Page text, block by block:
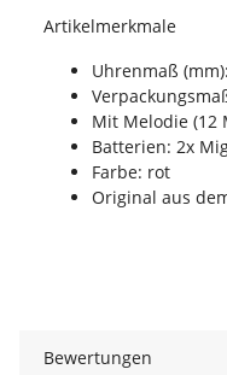
Artikelmerkmale
Uhrenmaß
Mit Melodie (12
Batterien: 2x
Farbe: rot
Original aus
Bewertungen